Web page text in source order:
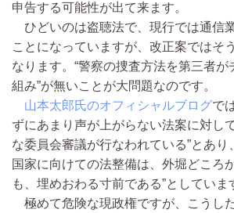
申告する可能性が出て来ます。
ひどいのは盗聴法で、現行では通信
ことになっていますが、改正案ではそ
なります。“警察の捜査方法を第三者
組み”が無いことが大問題なのです。
山本太郎氏のオフィシャルブログで
ずにあまり声が上がらない法案に対し
な委員会審議が行なわれている”とあり
国家に向けての法整備は、外堀どころ
も、埋めおわる寸前である”としていま
極めて危険な現政権ですが、こうし